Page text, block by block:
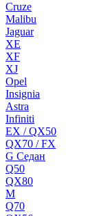
Cruze
Malibu
Jaguar
XE
XF
XJ
Opel
Insignia
Astra
Infiniti
EX / QX50
QX70 / FX
G Cедан
Q50
QX80
M
Q70